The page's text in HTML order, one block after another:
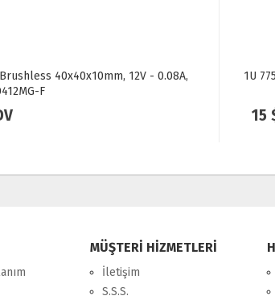
775Pin Soğutucu
$ + KDV
MÜŞTERİ HİZMETLERİ
İletişim
S.S.S.